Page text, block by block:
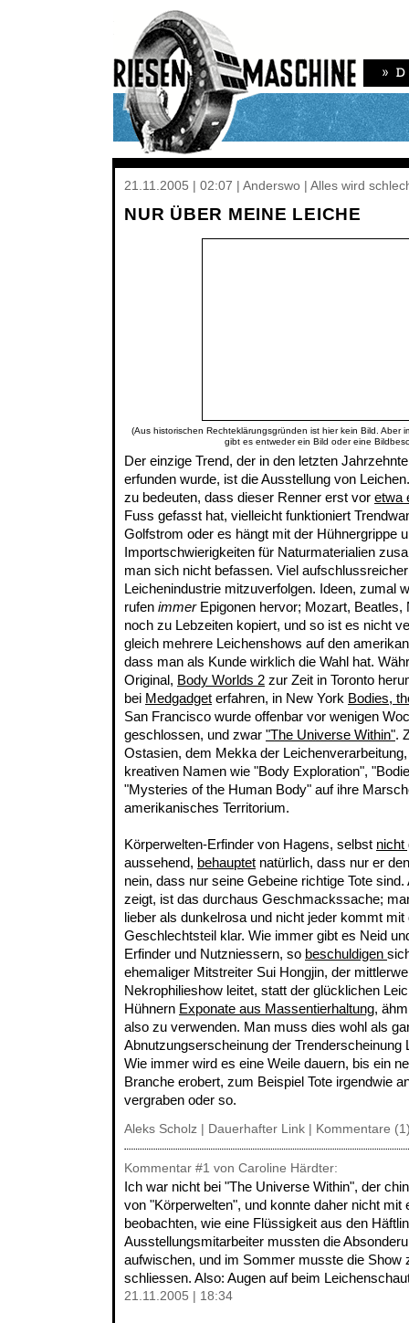
21.11.2005 | 02:07 | Anderswo | Alles wird
NUR ÜBER MEINE LEICHE
(Aus historischen Rechteklärungsgründen ist hier kein Bild. Aber
gibt es entweder ein Bild oder eine
Der einzige Trend, der in den letzten
erfunden wurde, ist die Ausstellung von
zu bedeuten, dass dieser Renner erst vor etwa
Fuss gefasst hat, vielleicht funktioniert
Golfstrom oder es hängt mit der Hühnergrippe
Importschwierigkeiten für Naturmaterialien
man sich nicht befassen. Viel
Leichenindustrie mitzuverfolgen. Ideen, zumal
rufen immerEpigonen hervor; Mozart, Beatles,
noch zu Lebzeiten kopiert, und so ist es nicht
gleich mehrere Leichenshows auf den
dass man als Kunde wirklich die Wahl hat.
Original, Body Worlds 2 zur Zeit in Toronto
bei Medgadget erfahren, in New York Bodies,
San Francisco wurde offenbar vor wenigen
geschlossen, und zwar "The Universe Within".
Ostasien, dem Mekka der
kreativen Namen wie "Body Exploration",
"Mysteries of the Human Body" auf ihre
amerikanisches Territorium.
Körperwelten-Erfinder von Hagens, selbst nicht
aussehend, behauptet natürlich, dass nur er
nein, dass nur seine Gebeine richtige Tote
zeigt, ist das durchaus Geschmackssache;
lieber als dunkelrosa und nicht jeder kommt mit
Geschlechtsteil klar. Wie immer gibt es Neid
Erfinder und Nutzniessern, so beschuldigen
ehemaliger Mitstreiter Sui Hongjin, der
Nekrophilieshow leitet, statt der glücklichen
Hühnern Exponate aus Massentierhaltung,
also zu verwenden. Man muss dies wohl als
Abnutzungserscheinung der Trenderscheinung
Wie immer wird es eine Weile dauern, bis ein
Branche erobert, zum Beispiel Tote irgendwie
vergraben oder so.
Aleks Scholz | Dauerhafter Link Kommentare
Kommentar #1 von Caroline Härdter:
Ich war nicht bei "The Universe Within", der
von "Körperwelten", und konnte daher nicht mit
beobachten, wie eine Flüssigkeit aus den
Ausstellungsmitarbeiter mussten die
aufwischen, und im Sommer musste die Show
schliessen. Also: Augen auf beim
21.11.2005 | 18:34